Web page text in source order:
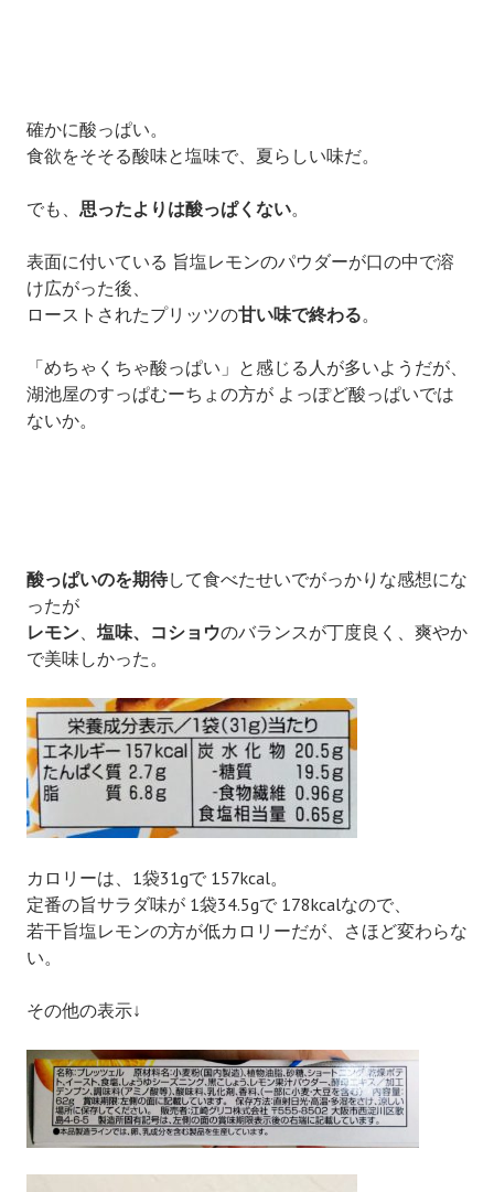
確かに酸っぱい。
食欲をそそる酸味と塩味で、夏らしい味だ。
でも、 思ったよりは酸っぱくない。
表面に付いている 旨塩レモンのパウダーが口の中で溶
け広がった後、
ローストされたプリッツの甘い味で終わる。
「めちゃくちゃ酸っぱい」と感じる人が多いようだが、
湖池屋のすっぱむーちょの方が よっぽど酸っぱいでは
ないか。
酸っぱいのを期待して食べたせいでがっかりな感想にな
ったが
レモン、 塩味、 コショウのバランスが丁度良く、爽やか
で美味しかった。
カロリーは、1袋31gで 157kcal。
定番の旨サラダ味が 1袋34.5gで 178kcalなので、
若干旨塩レモンの方が低カロリーだが、さほど変わらな
い。
その他の表示↓